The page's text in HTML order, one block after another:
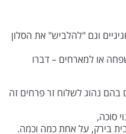
וגם "להלביש" את הסלון
או למארחים – דברו
נהוג לשלוח זר פרחים זה
סוכה,
בירק, על אחת כמה וכמה.